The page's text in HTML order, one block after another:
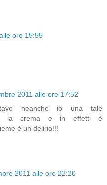
ore 15:55
2011 alle ore 17:52
neanche io una tale
la crema e in effetti è
è un delirio!!!
2011 alle ore 22:20